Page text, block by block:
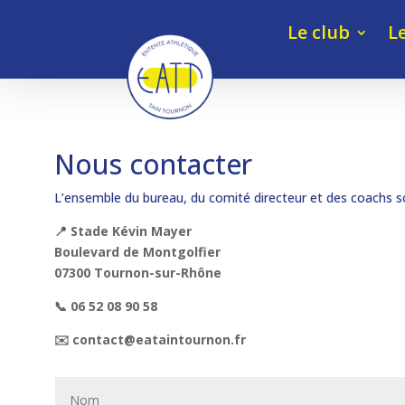
Le club
Nous contacter
L’ensemble du bureau, du comité directeur et des
📍 Stade Kévin Mayer
Boulevard de Montgolfier
07300 Tournon-sur-Rhône
📞 06 52 08 90 58
✉️ contact@eataintournon.fr